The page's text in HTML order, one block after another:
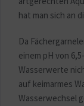
hat man sich an
Da
einem pH von
Wasserwerte
auf keimarmes
Wasserwechsel